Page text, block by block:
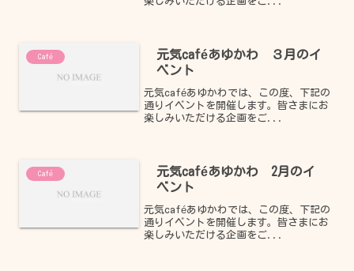
Café
元気caféあゆかわ ３月のイ
ベント
元気caféあゆかわでは、この度、下記の
通りイベントを開催します。皆さまにお
楽しみいただける企画をご...
Café
元気caféあゆかわ 2月のイ
ベント
元気caféあゆかわでは、この度、下記の
通りイベントを開催します。皆さまにお
楽しみいただける企画をご...